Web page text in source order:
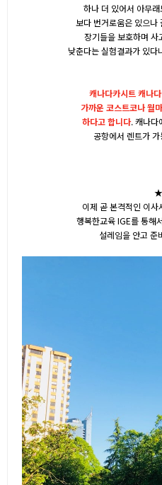
하나 더 있어서 아무
보다 번거로움은 있으나
장기들을 보호하며
낮춘다는 실험결과가 있다
캐나다카시트 캐나
가까운 코스트코나 월
하다고 합니다. 캐나다
공항에서 렌트가
★
이제 곧 본격적인 이
행복한교육 IGE를 통해
설레임을 안고 준